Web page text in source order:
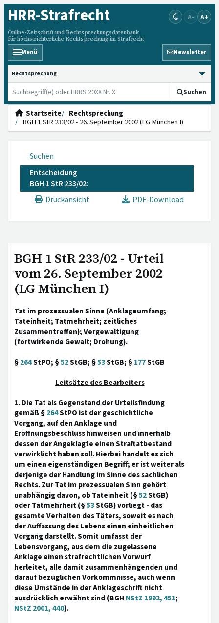
HRR-Strafrecht
Online-Zeitschrift und Rechtsprechungsdatenbank
für höchstrichterliche Rechtsprechung im Strafrecht
A- A+
Menü Newsletter
HRRS durchsuchen
Suchen
Startseite
Rechtsprechung
BGH 1 StR 233/02 - 26. September 2002 (LG München I)
Suchen
Entscheidung
BGH 1 StR 233/02:
Druckansicht
PDF-Download
BGH 1 StR 233/02 - Urteil
vom 26. September 2002
(LG München I)
Tat im prozessualen Sinne (Anklageumfang;
Tateinheit; Tatmehrheit; zeitliches
Zusammentreffen); Vergewaltigung
(fortwirkende Gewalt; Drohung).
§264StPO; §52StGB; §53StGB; §177StGB
Leitsätze des Bearbeiters
1. Die Tat als Gegenstand der Urteilsfindung
gemäß §264StPO ist der geschichtliche
Vorgang, auf den Anklage und
Eröffnungsbeschluss hinweisen und innerhalb
dessen der Angeklagte einen Straftatbestand
verwirklicht haben soll. Hierbei handelt es sich
um einen eigenständigen Begriff; er ist weiter als
derjenige der Handlung im Sinne des sachlichen
Rechts. Zur Tat im prozessualen Sinn gehört
unabhängig davon, ob Tateinheit (§52StGB)
oder Tatmehrheit (§53StGB) vorliegt - das
gesamte Verhalten des Täters, soweit es nach
der Auffassung des Lebens einen einheitlichen
Vorgang darstellt. Somit umfasst der
Lebensvorgang, aus dem die zugelassene
Anklage einen strafrechtlichen Vorwurf
herleitet, alle damit zusammenhängenden und
darauf bezüglichen Vorkommnisse, auch wenn
diese Umstände in der Anklageschrift nicht
ausdrücklich erwähnt sind (BGH NStZ 1992, 451;
NStZ 2001, 440).